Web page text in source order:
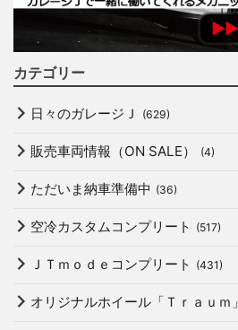
カテゴリー
日々のガレージＪ (629)
販売車両情報（ON SALE） (4)
ただいま納車準備中 (36)
空冷カスタムコンプリート (517)
ＪＴｍｏｄｅコンプリート (431)
オリジナルホイール「Ｔｒａｕｍ」